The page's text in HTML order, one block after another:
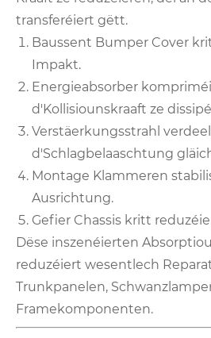
transferéiert gëtt.
Baussent Bumper Cover
Impakt.
Energieabsorber
d'Kollisiounskraaft ze
Verstäerkungsstrahl
d'Schlagbelaaschtung
Montage Klammeren
Ausrichtung.
Gefier Chassis kritt
Dëse inszenéierten
reduzéiert wesentlech
Trunkpanelen,
Framekomponenten.